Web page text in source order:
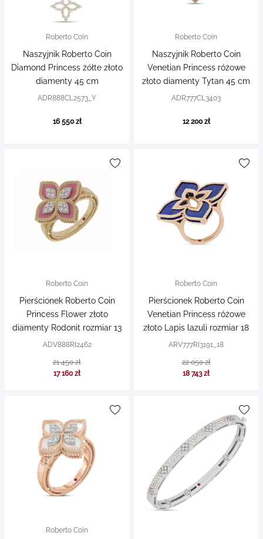
Roberto Coin
Naszyjnik Roberto Coin
Diamond Princess żółte złoto
diamenty 45 cm
ADR888CL2573_Y
16 550 zł
Roberto Coin
Naszyjnik Roberto Coin
Venetian Princess różowe
złoto diamenty Tytan 45 cm
ADR777CL3403
12 200 zł
Roberto Coin
Pierścionek Roberto Coin
Princess Flower złoto
diamenty Rodonit rozmiar 13
ADV888RI2462
21 450 zł
17 160 zł
Roberto Coin
Pierścionek Roberto Coin
Venetian Princess różowe
złoto Lapis lazuli rozmiar 18
ARV777RI3191_18
22 050 zł
18 743 zł
Roberto Coin